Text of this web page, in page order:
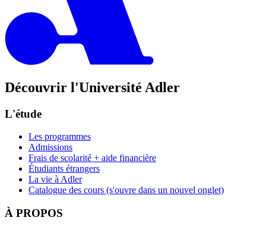
Découvrir l'Université Adler
L'étude
Les programmes
Admissions
Frais de scolarité + aide financière
Étudiants étrangers
La vie à Adler
Catalogue des cours (s'ouvre dans un nouvel onglet)
À PROPOS